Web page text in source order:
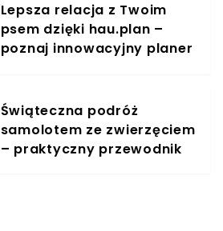
Lepsza relacja z Twoim
psem dzięki hau.plan –
poznaj innowacyjny planer
Świąteczna podróż
samolotem ze zwierzęciem
– praktyczny przewodnik